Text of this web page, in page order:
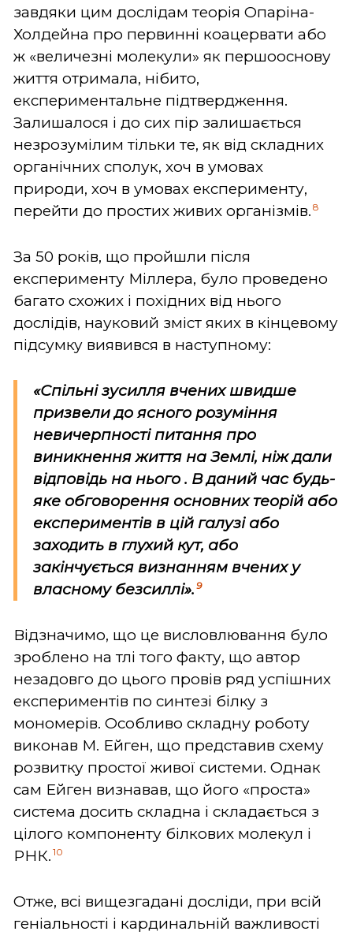
завдяки цим дослідам теорія Опаріна-
Холдейна про первинні коацервати або
ж «величезні молекули» як першооснову
життя отримала, нібито,
експериментальне підтвердження.
Залишалося і до сих пір залишається
незрозумілим тільки те, як від складних
органічних сполук, хоч в умовах
природи, хоч в умовах експерименту,
перейти до простих живих організмів. 8
За 50 років, що пройшли після
експерименту Міллера, було проведено
багато схожих і похідних від нього
дослідів, науковий зміст яких в кінцевому
підсумку виявився в наступному:
«Спільні зусилля вчених швидше
призвели до ясного розуміння
невичерпності питання про
виникнення життя на Землі, ніж дали
відповідь на нього . В даний час будь-
яке обговорення основних теорій або
експериментів в цій галузі або
заходить в глухий кут, або
закінчується визнанням вчених у
власному безсиллі». 9
Відзначимо, що це висловлювання було
зроблено на тлі того факту, що автор
незадовго до цього провів ряд успішних
експериментів по синтезі білку з
мономерів. Особливо складну роботу
виконав М. Ейген, що представив схему
розвитку простої живої системи. Однак
сам Ейген визнавав, що його «проста»
система досить складна і складається з
цілого компоненту білкових молекул і
РНК. 10
Отже, всі вищезгадані досліди, при всій
геніальності і кардинальній важливості